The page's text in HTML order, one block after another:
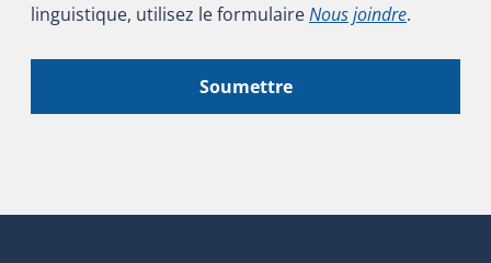
linguistique, utilisez le formulaireNous joindre.
Soumettre